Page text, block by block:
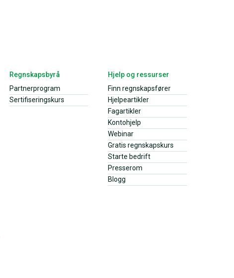
Regnskapsbyrå
Partnerprogram
Sertifiseringskurs
Hjelp og ressurser
Finn regnskapsfører
Hjelpeartikler
Fagartikler
Kontohjelp
Webinar
Gratis regnskapskurs
Starte bedrift
Presserom
Blogg